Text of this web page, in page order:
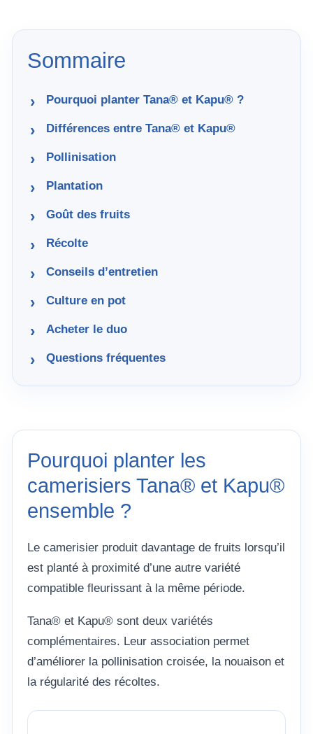
Sommaire
Pourquoi planter Tana® et Kapu® ?
Différences entre Tana® et Kapu®
Pollinisation
Plantation
Goût des fruits
Récolte
Conseils d’entretien
Culture en pot
Acheter le duo
Questions fréquentes
Pourquoi planter les
camerisiers Tana® et Kapu®
ensemble ?
Le camerisier produit davantage de fruits lorsqu’il
est planté à proximité d’une autre variété
compatible fleurissant à la même période.
Tana® et Kapu® sont deux variétés
complémentaires. Leur association permet
d’améliorer la pollinisation croisée, la nouaison et
la régularité des récoltes.